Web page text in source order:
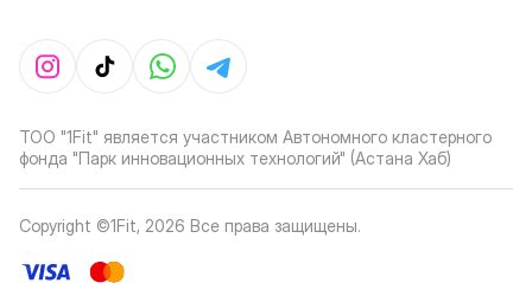
ТОО "1Fit" является участником Автономного кластерного
фонда "Парк инновационных технологий" (Астана Хаб)
Copyright ©1Fit, 2026 Все права защищены.